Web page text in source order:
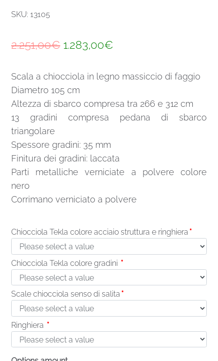
SKU: 13105
2.251,00€ Il
originale
era:
2.251,00€.
1.283,00€Il
attuale
1.283,00€.
Scala a chiocciola in legno massiccio di faggio
Diametro 105 cm
Altezza di sbarco compresa tra 266 e 312 cm
13 gradini compresa pedana di sbarco
triangolare
Spessore gradini: 35 mm
Finitura dei gradini: laccata
Parti metalliche verniciate a polvere colore
nero
Corrimano verniciato a polvere
Chiocciola Tekla colore acciaio struttura e ringhiera *
Chiocciola Tekla colore gradini *
Scale chiocciola senso di salita *
Ringhiera *